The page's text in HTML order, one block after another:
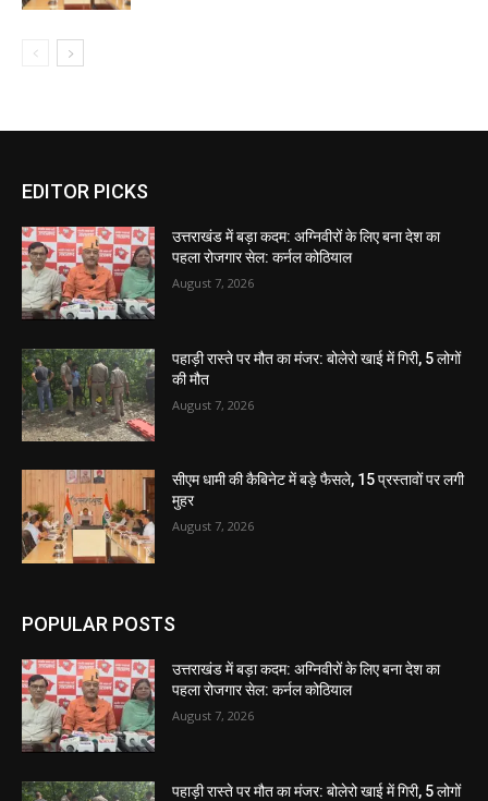
EDITOR PICKS
उत्तराखंड में बड़ा कदम: अग्निवीरों के लिए बना देश का
पहला रोजगार सेल: कर्नल कोठियाल
August 7, 2026
पहाड़ी रास्ते पर मौत का मंजर: बोलेरो खाई में गिरी, 5 लोगों
की मौत
August 7, 2026
सीएम धामी की कैबिनेट में बड़े फैसले, 15 प्रस्तावों पर लगी
मुहर
August 7, 2026
POPULAR POSTS
उत्तराखंड में बड़ा कदम: अग्निवीरों के लिए बना देश का
पहला रोजगार सेल: कर्नल कोठियाल
August 7, 2026
पहाड़ी रास्ते पर मौत का मंजर: बोलेरो खाई में गिरी, 5 लोगों